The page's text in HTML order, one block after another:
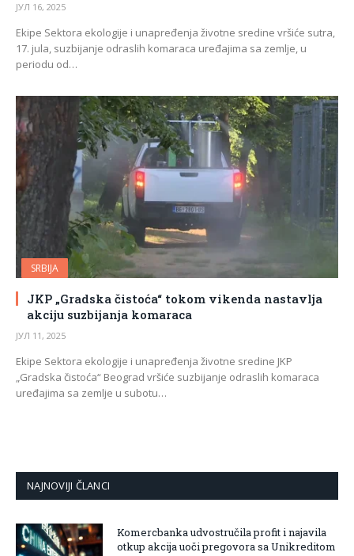
ЈУЛ 16, 2025
Ekipe Sektora ekologije i unapređenja životne sredine vršiće sutra,
17. jula, suzbijanje odraslih komaraca uređajima sa zemlje, u
periodu od…
SRBIJA
JKP „Gradska čistoća“ tokom vikenda nastavlja
akciju suzbijanja komaraca
ЈУЛ 11, 2025
Ekipe Sektora ekologije i unapređenja životne sredine JKP
„Gradska čistoća“ Beograd vršiće suzbijanje odraslih komaraca
uređajima sa zemlje u subotu…
NAJNOVIJI ČLANCI
Komercbanka udvostručila profit i najavila
otkup akcija uoči pregovora sa Unikreditom